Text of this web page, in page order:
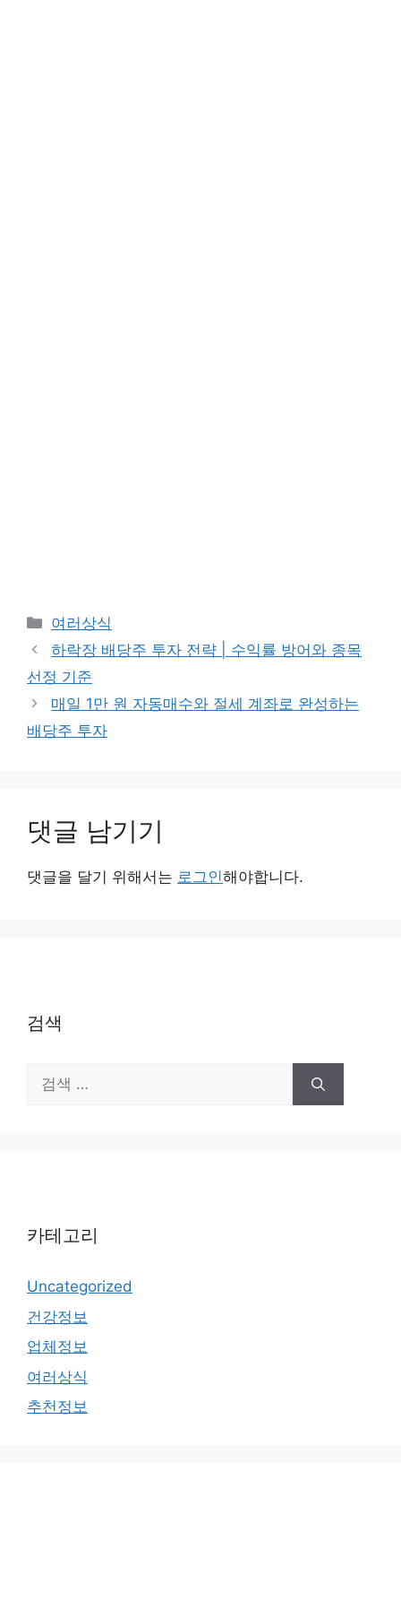
카
테
리
여러상식
하락장 배당주 투자 전략 | 수익률 방어와 종목
선정 기준
매일 1만 원 자동매수와 절세 계좌로 완성하는
배당주 투자
댓글 남기기
댓글을 달기 위해서는 로그인해야합니다.
검색
색:
카테고리
Uncategorized
건강정보
업체정보
여러상식
추천정보